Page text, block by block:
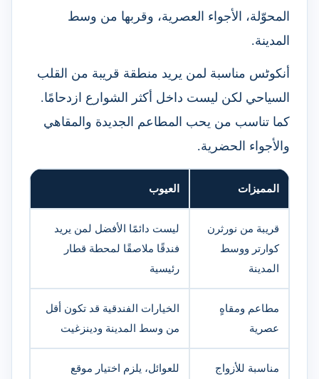
المحوّلة، الأجواء العصرية، وقربها من وسط
المدينة.
أنكوٹس مناسبة لمن يريد منطقة قريبة من القلب
السياحي لكن ليست داخل أكثر الشوارع ازدحامًا.
كما تناسب من يحب المطاعم الجديدة والمقاهي
والأجواء الحضرية.
المميزات العيوب
قريبة من نورثرن
كوارتر ووسط
المدينة
ليست دائمًا الأفضل لمن يريد
فندقًا ملاصقًا لمحطة قطار
رئيسية
مطاعم ومقاهٍ
عصرية
الخيارات الفندقية قد تكون أقل
من وسط المدينة ودينزغيت
مناسبة للأزواج
للعوائل، يلزم اختيار موقع